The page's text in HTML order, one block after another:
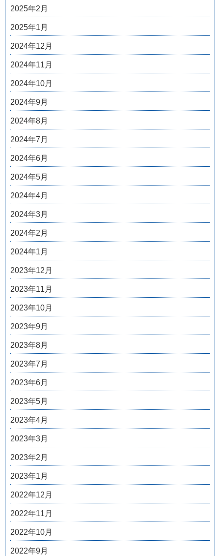
2025年2月
2025年1月
2024年12月
2024年11月
2024年10月
2024年9月
2024年8月
2024年7月
2024年6月
2024年5月
2024年4月
2024年3月
2024年2月
2024年1月
2023年12月
2023年11月
2023年10月
2023年9月
2023年8月
2023年7月
2023年6月
2023年5月
2023年4月
2023年3月
2023年2月
2023年1月
2022年12月
2022年11月
2022年10月
2022年9月